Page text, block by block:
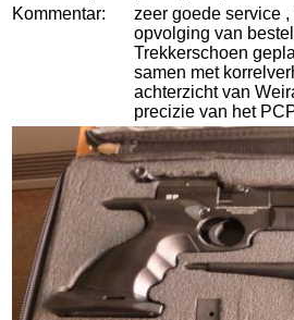
Kommentar:
zeer goede service
opvolging van
Trekkerschoen
samen met
achterzicht van
precizie van het